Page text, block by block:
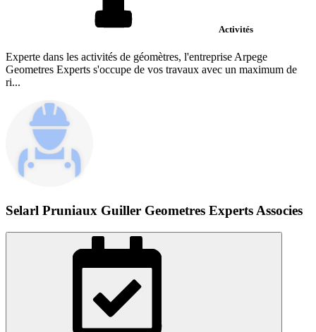
Activités
Experte dans les activités de géomètres, l'entreprise Arpege
Geometres Experts s'occupe de vos travaux avec un maximum de
ri...
Selarl Pruniaux Guiller Geometres Experts Associes